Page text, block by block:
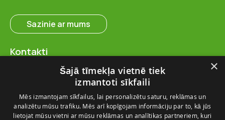
Sazinie ar mums
Kontakti
Ventspils nov., Ugāles pag.,
Ugāle, “Salas” – 23, LV-3615
+371 28 767 262
info@flosfloret.com
×
Šajā tīmekļa vietnē tiek
izmantoti sīkfaili
Mēs izmantojam sīkfailus, lai personalizētu saturu, reklāmas un
analizētu mūsu trafiku. Mēs arī kopīgojam informāciju par to, kā jūs
lietojat mūsu vietni ar mūsu reklāmas un analītikas partneriem, kuri